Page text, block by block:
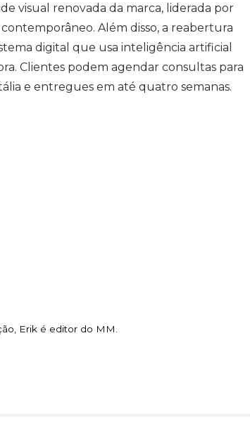
visual renovada da marca, liderada por
Além disso, a reabertura
digital que usa inteligência artificial
Clientes podem agendar consultas para
e entregues em até quatro semanas.
Erik é editor do MM.